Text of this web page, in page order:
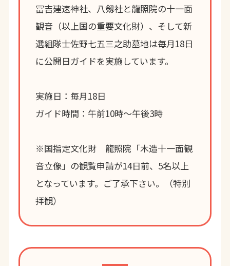
冨吉建速神社、八剱社と龍照院の十一面
観音（以上国の重要文化財）、そして新
選組隊士佐野七五三之助墓地は毎月18日
に公開日ガイドを実施しています。
実施日：毎月18日
ガイド時間：午前10時～午後3時
※国指定文化財 龍照院「木造十一面観
音立像」の観覧申請が14日前、5名以上
となっています。ご了承下さい。（特別
拝観）